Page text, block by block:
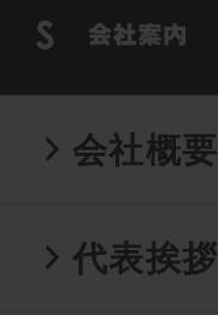
会社概要
代表挨拶